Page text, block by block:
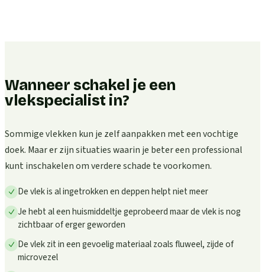
Wanneer schakel je een
vlekspecialist in?
Sommige vlekken kun je zelf aanpakken met een vochtige
doek. Maar er zijn situaties waarin je beter een professional
kunt inschakelen om verdere schade te voorkomen.
De vlek is al ingetrokken en deppen helpt niet meer
Je hebt al een huismiddeltje geprobeerd maar de vlek is nog
zichtbaar of erger geworden
De vlek zit in een gevoelig materiaal zoals fluweel, zijde of
microvezel